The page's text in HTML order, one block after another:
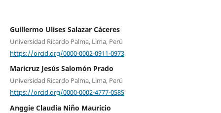
Guillermo Ulises Salazar Cáceres
Universidad Ricardo Palma, Lima, Perú
https://orcid.org/0000-0002-0911-0973
Maricruz Jesús Salomón Prado
Universidad Ricardo Palma, Lima, Perú
https://orcid.org/0000-0002-4777-0585
Anggie Claudia Niño Mauricio